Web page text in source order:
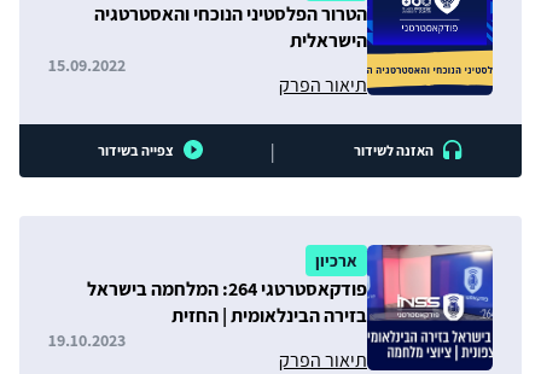
הטרור הפלסטיני הנוכחי והאסטרטגיה
הישראלית
תיאור הפרק
15.09.2022
האזנה לשידור | צפייה בשידור
ארכיון
פודקאסטרטגי 264: המלחמה בישראל
בזירה הבינלאומית | החזית
תיאור הפרק
19.10.2023